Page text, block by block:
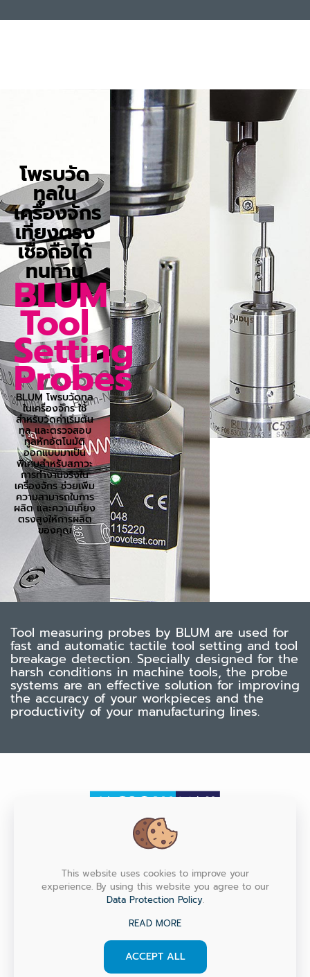
โพรบวัด
ทูลใน
เครื่องจักร
เที่ยงตรง
เชื่อถือได้
ทนทาน
BLUM
Tool
Setting
Probes
BLUM โพรบวัดทูล
ในเครื่องจักร ใช้
สำหรับวัดค่าเริ่มต้น
ทูล และตรวจสอบ
ทูลหักอัตโนมัติ
ออกแบบมาเป็น
พิเศษสำหรับสภาวะ
การทำงานจริงใน
เครื่องจักร ช่วยเพิ่ม
ความสามารถในการ
ผลิต และความเที่ยง
ตรงสูงให้การผลิต
ของคุณ
Tool measuring probes by BLUM are used for
fast and automatic tactile tool setting and tool
breakage detection. Specially designed for the
harsh conditions in machine tools, the probe
systems are an effective solution for improving
the accuracy of your workpieces and the
productivity of your manufacturing lines.
HEAD OFFICE
Factory Max Co., Ltd. (Head Office) 6/151, 153, 155, 157 M.7
Srinakarin Rd., T.Bangmuang, A.Muang, Samutprakarn
This website uses cookies to improve your
experience. By using this website you agree to our
Data Protection Policy.
READ MORE
ACCEPT ALL